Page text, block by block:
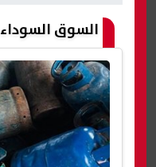
السوق السوداء